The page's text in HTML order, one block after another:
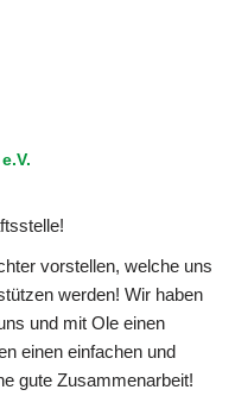
vorstellen, welche uns
werden! Wir haben
und mit Ole einen
einen einfachen und
gute Zusammenarbeit!